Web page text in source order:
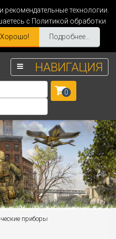
технологии.
с Политикой обработки
Хорошо! Подробнее...
НАВИГАЦИЯ
0
приборы